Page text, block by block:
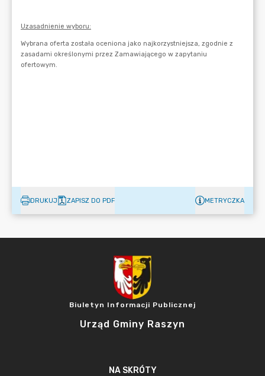
DRUKUJ ZAPISZ DO PDF METRYCZKA
Biuletyn Informacji Publicznej
Urząd Gminy Raszyn
NA SKRÓTY